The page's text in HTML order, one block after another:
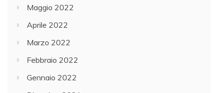
Maggio 2022
Aprile 2022
Marzo 2022
Febbraio 2022
Gennaio 2022